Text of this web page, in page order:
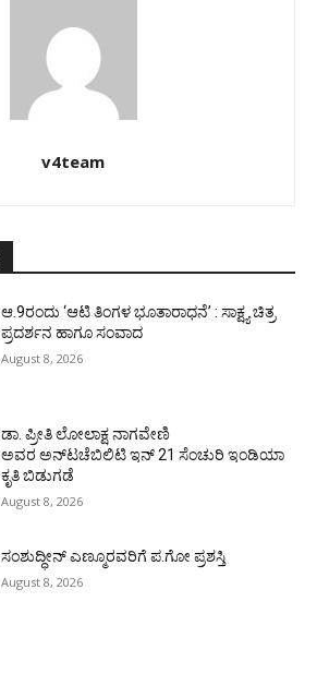
v4team
ಆ.9ರಂದು ‘ಆಟಿ ತಿಂಗಳ ಭೂತಾರಾಧನೆ’ : ಸಾಕ್ಷ್ಯ ಚಿತ್ರ
ಪ್ರದರ್ಶನ ಹಾಗೂ ಸಂವಾದ
August 8, 2026
ಡಾ. ಪ್ರೀತಿ ಲೋಲಾಕ್ಷ ನಾಗವೇಣಿ
ಅವರ ಅನ್‌ಟಚೆಬಿಲಿಟಿ ಇನ್ 21 ಸೆಂಚುರಿ ಇಂಡಿಯಾ
ಕೃತಿ ಬಿಡುಗಡೆ
August 8, 2026
ಸಂಶುದ್ಧೀನ್ ಎಣ್ಮೂರವರಿಗೆ ಪ.ಗೋ ಪ್ರಶಸ್ತಿ
August 8, 2026